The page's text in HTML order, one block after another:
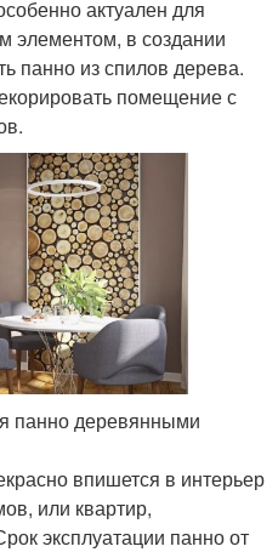
актуален для
элементом, в создании
панно из спилов дерева.
помещение с
панно деревянными
впишется в интерьер
или квартир,
эксплуатации панно от